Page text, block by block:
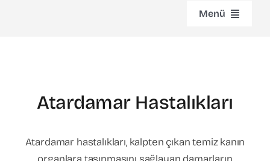
Menü
Atardamar Hastalıkları
Atardamar hastalıkları, kalpten çıkan temiz kanın